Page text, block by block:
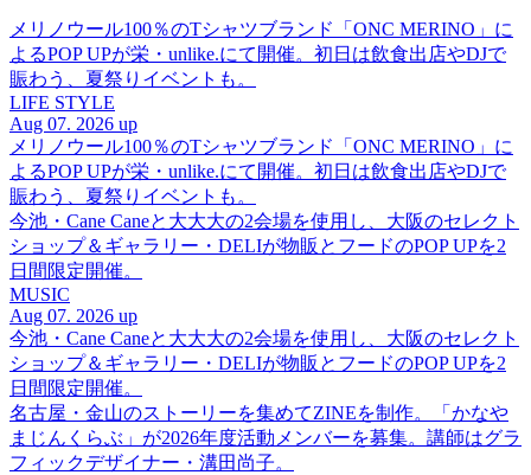
メリノウール100％のTシャツブランド「ONC MERINO」に
よるPOP UPが栄・unlike.にて開催。初日は飲食出店やDJで
賑わう、夏祭りイベントも。
LIFE STYLE
Aug 07. 2026 up
メリノウール100％のTシャツブランド「ONC MERINO」に
よるPOP UPが栄・unlike.にて開催。初日は飲食出店やDJで
賑わう、夏祭りイベントも。
今池・Cane Caneと大大大の2会場を使用し、大阪のセレクト
ショップ＆ギャラリー・DELIが物販とフードのPOP UPを2
日間限定開催。
MUSIC
Aug 07. 2026 up
今池・Cane Caneと大大大の2会場を使用し、大阪のセレクト
ショップ＆ギャラリー・DELIが物販とフードのPOP UPを2
日間限定開催。
名古屋・金山のストーリーを集めてZINEを制作。「かなや
まじんくらぶ」が2026年度活動メンバーを募集。講師はグラ
フィックデザイナー・溝田尚子。